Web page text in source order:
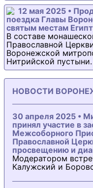
12 мая 2025 •
поездка Главы
святым местам
В составе
Православной
Воронежской
Нитрийской пустыни.
НОВОСТИ
30 апреля 2025 •
принял участие в
Межсоборного
Православной
просвещению и
Модератором
Калужский и